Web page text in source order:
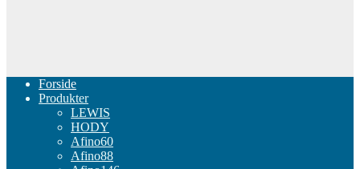
Forside
Produkter
LEWIS
HODY
Afino60
Afino88